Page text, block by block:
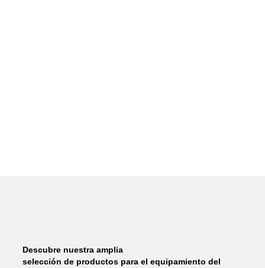
Descubre nuestra amplia
selección de productos para el equipamiento del